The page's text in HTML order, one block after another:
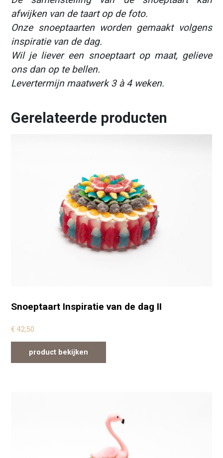
afwijken van de taart op de foto.
Onze snoeptaarten worden gemaakt volgens
inspiratie van de dag.
Wil je liever een snoeptaart op maat, gelieve
ons dan op te bellen.
Levertermijn maatwerk 3 à 4 weken.
Gerelateerde producten
Snoeptaart Inspiratie van de dag II
€ 42,50
product bekijken